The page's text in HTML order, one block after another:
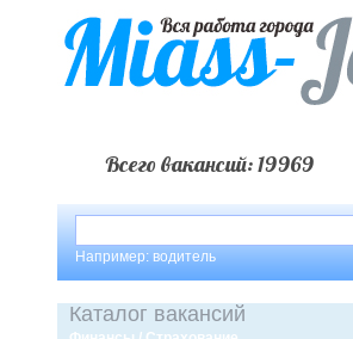
Всего вакансий: 19969
Например: водитель
Каталог вакансий